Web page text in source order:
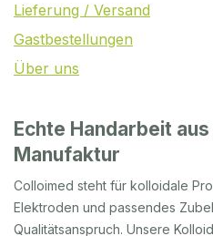
Lieferung / Versand
Gastbestellungen
Über uns
Echte Handarbeit
Manufaktur
Colloimed steht für kolloidale
Elektroden und passendes
Qualitätsanspruch. Unsere